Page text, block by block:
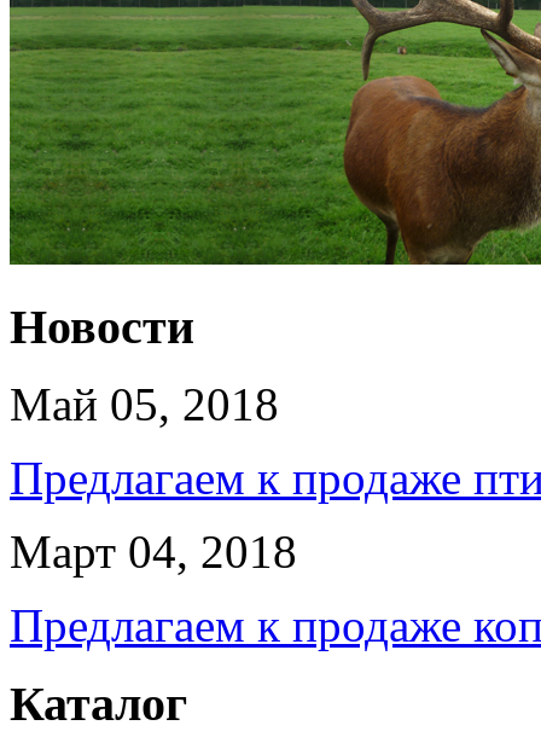
Новости
Май 05, 2018
Предлагаем к продаже
Март 04, 2018
Предлагаем к продаже
Каталог